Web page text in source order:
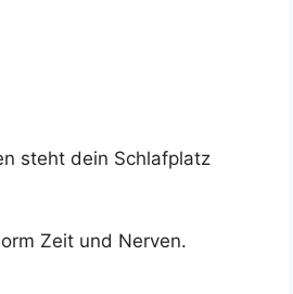
steht dein Schlafplatz
Zeit und Nerven.